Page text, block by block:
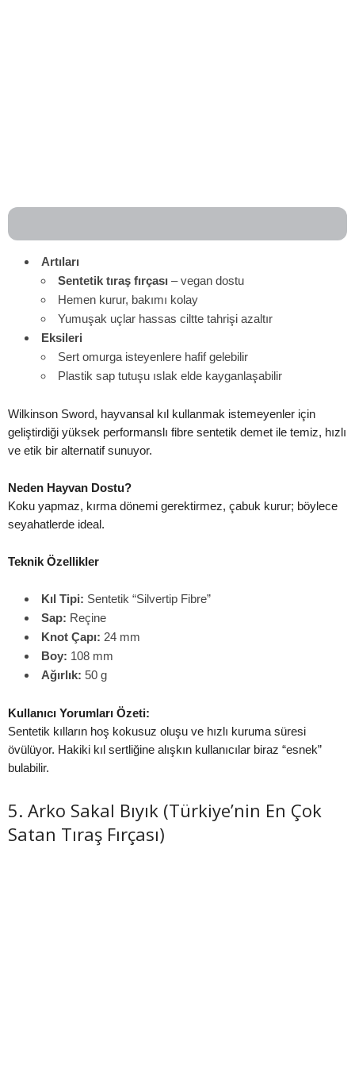
Artıları
Sentetik tıraş fırçası – vegan dostu
Hemen kurur, bakımı kolay
Yumuşak uçlar hassas ciltte tahrişi azaltır
Eksileri
Sert omurga isteyenlere hafif gelebilir
Plastik sap tutuşu ıslak elde kayganlaşabilir
Wilkinson Sword, hayvansal kıl kullanmak istemeyenler için
geliştirdiği yüksek performanslı fibre sentetik demet ile temiz, hızlı
ve etik bir alternatif sunuyor.
Neden Hayvan Dostu?
Koku yapmaz, kırma dönemi gerektirmez, çabuk kurur; böylece
seyahatlerde ideal.
Teknik Özellikler
Kıl Tipi: Sentetik “Silvertip Fibre”
Sap: Reçine
Knot Çapı: 24 mm
Boy: 108 mm
Ağırlık: 50 g
Kullanıcı Yorumları Özeti:
Sentetik kılların hoş kokusuz oluşu ve hızlı kuruma süresi
övülüyor. Hakiki kıl sertliğine alışkın kullanıcılar biraz “esnek”
bulabilir.
5. Arko Sakal Bıyık (Türkiye’nin En Çok
Satan Tıraş Fırçası)